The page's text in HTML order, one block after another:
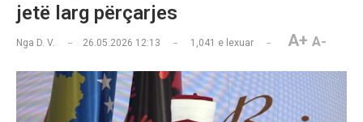
jetë larg përçarjes
Nga D. V. 26.05.2026 12:13 1,041 e lexuar A+ A-